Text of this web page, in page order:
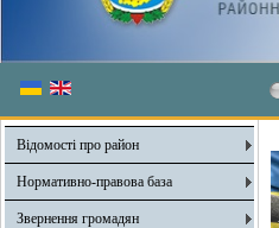
Відомості про район
Нормативно-правова база
Звернення громадян